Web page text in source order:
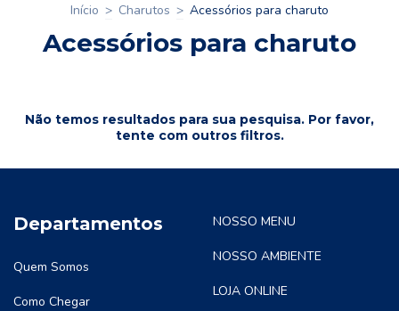
Início > Charutos > Acessórios para charuto
Acessórios para charuto
Não temos resultados para sua pesquisa. Por favor,
tente com outros filtros.
Departamentos
Quem Somos
Como Chegar
NOSSO MENU
NOSSO AMBIENTE
LOJA ONLINE